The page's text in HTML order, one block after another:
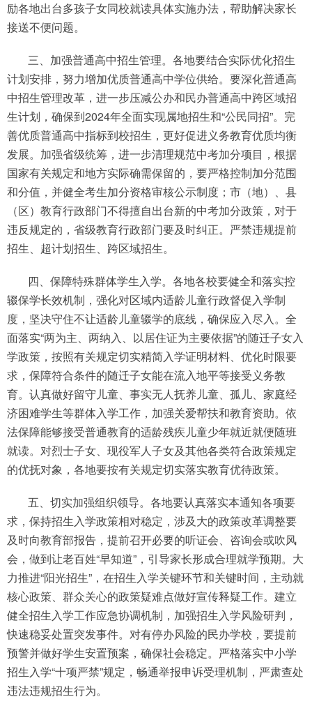
励各地出台多孩子女同校就读具体实施办法，帮助解决家长
接送不便问题。
三、加强普通高中招生管理。各地要结合实际优化招生
计划安排，努力增加优质普通高中学位供给。要深化普通高
中招生管理改革，进一步压减公办和民办普通高中跨区域招
生计划，确保到2024年全面实现属地招生和“公民同招”。完
善优质普通高中指标到校招生，更好促进义务教育优质均衡
发展。加强省级统筹，进一步清理规范中考加分项目，根据
国家有关规定和地方实际确需保留的，要严格控制加分范围
和分值，并健全考生加分资格审核公示制度；市（地）、县
（区）教育行政部门不得擅自出台新的中考加分政策，对于
违反规定的，省级教育行政部门要及时纠正。严禁违规提前
招生、超计划招生、跨区域招生。
四、保障特殊群体学生入学。各地各校要健全和落实控
辍保学长效机制，强化对区域内适龄儿童行政督促入学制
度，坚决守住不让适龄儿童辍学的底线，确保应入尽入。全
面落实“两为主、两纳入、以居住证为主要依据”的随迁子女入
学政策，按照有关规定切实精简入学证明材料、优化时限要
求，保障符合条件的随迁子女能在流入地平等接受义务教
育。认真做好留守儿童、事实无人抚养儿童、孤儿、家庭经
济困难学生等群体入学工作，加强关爱帮扶和教育资助。依
法保障能够接受普通教育的适龄残疾儿童少年就近就便随班
就读。对烈士子女、现役军人子女及其他各类符合政策规定
的优抚对象，各地要按有关规定切实落实教育优待政策。
五、切实加强组织领导。各地要认真落实本通知各项要
求，保持招生入学政策相对稳定，涉及大的政策改革调整要
及时向教育部报告，提前召开必要的听证会、咨询会或吹风
会，做到让老百姓“早知道”，引导家长形成合理就学预期。大
力推进“阳光招生”，在招生入学关键环节和关键时间，主动就
核心政策、群众关心的政策疑难点做好宣传释疑工作。建立
健全招生入学工作应急协调机制，加强招生入学风险研判，
快速稳妥处置突发事件。对有停办风险的民办学校，要提前
预警并做好学生安置预案，确保社会稳定。严格落实中小学
招生入学“十项严禁”规定，畅通举报申诉受理机制，严肃查处
违法违规招生行为。